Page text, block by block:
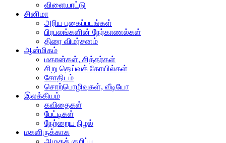
விளையாட்டு
சினிமா
அரிய புகைப்படங்கள்
பிரபலங்களின் நேர்காணல்கள்
திரை விமர்சனம்
ஆன்மிகம்
மகான்கள், சித்தர்கள்
சிறு தெய்வக் கோயில்கள்
சோதிடம்
சொற்பொழிவுகள், வீடியோ
இலக்கியம்
கவிதைகள்
பேட்டிகள்
நேற்றைய நிழல்
மகளிருக்காக
அழகுக் குறிப்பு